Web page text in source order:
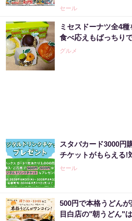
売り場じゃ教えてく
やってる宝くじの習
PR（合同会社デジタルファ
「どうせ当たらない
当選した“買い方”が
PR（合同会社デジタルファ
世界トップレベルの
投資家の共通項」
セール
ミセスドーナツ全4
食べ応えもばっちりで
グルメ
スタバカード3000円
チケットがもらえる!
セール
500円で本格うどんが
目白店の"朝うどん"